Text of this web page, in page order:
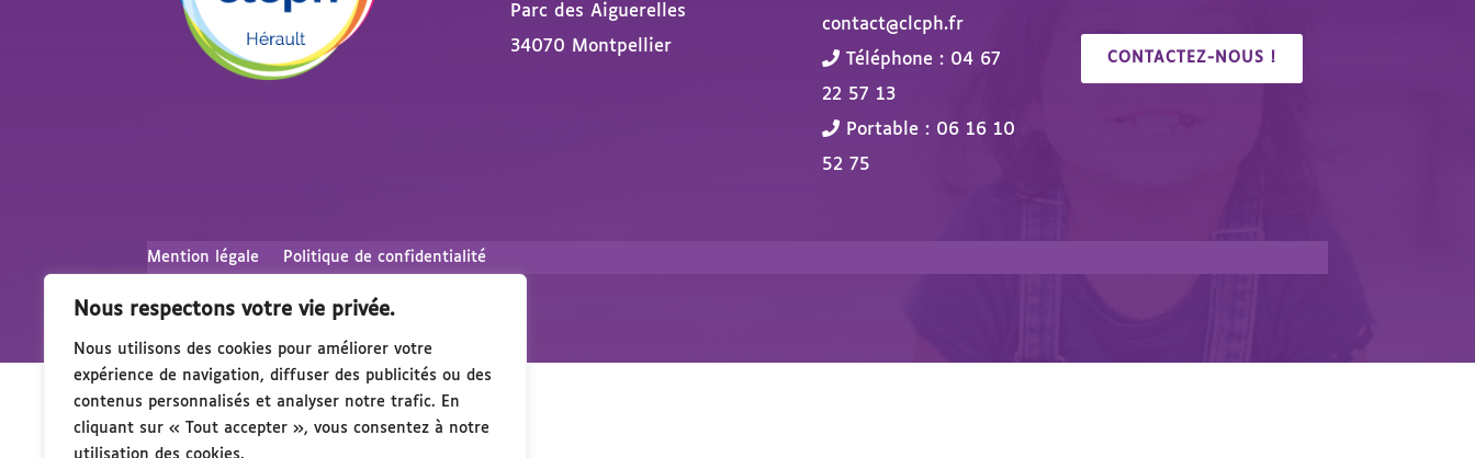
Nous respectons votre vie privée.
Nous utilisons des cookies pour améliorer votre
expérience de navigation, diffuser des publicités ou des
contenus personnalisés et analyser notre trafic. En
cliquant sur « Tout accepter », vous consentez à notre
utilisation des cookies.
Parc des Aiguerelles
34070 Montpellier
contact@clcph.fr
Téléphone : 04 67
22 57 13
Portable : 06 16 10
52 75
CONTACTEZ-NOUS !
Mention légale Politique de confidentialité